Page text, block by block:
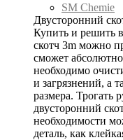
SM Chemie
Двусторонний
Купить и решить
скотч 3m можно
сможет
необходимо
и загрязнений, а
размера. Трогать
двусторонний
необходимости
деталь, как